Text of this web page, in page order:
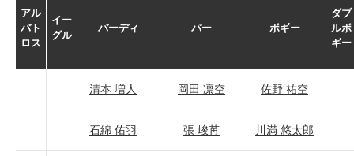
アル
バト
ロス
イー
グル
バーディ パー ボギー
ダブ
ルボ
ギー
清本 増人 岡田 凛空 佐野 祐空
石綿 佑羽 張 峻苒 川満 悠太郎